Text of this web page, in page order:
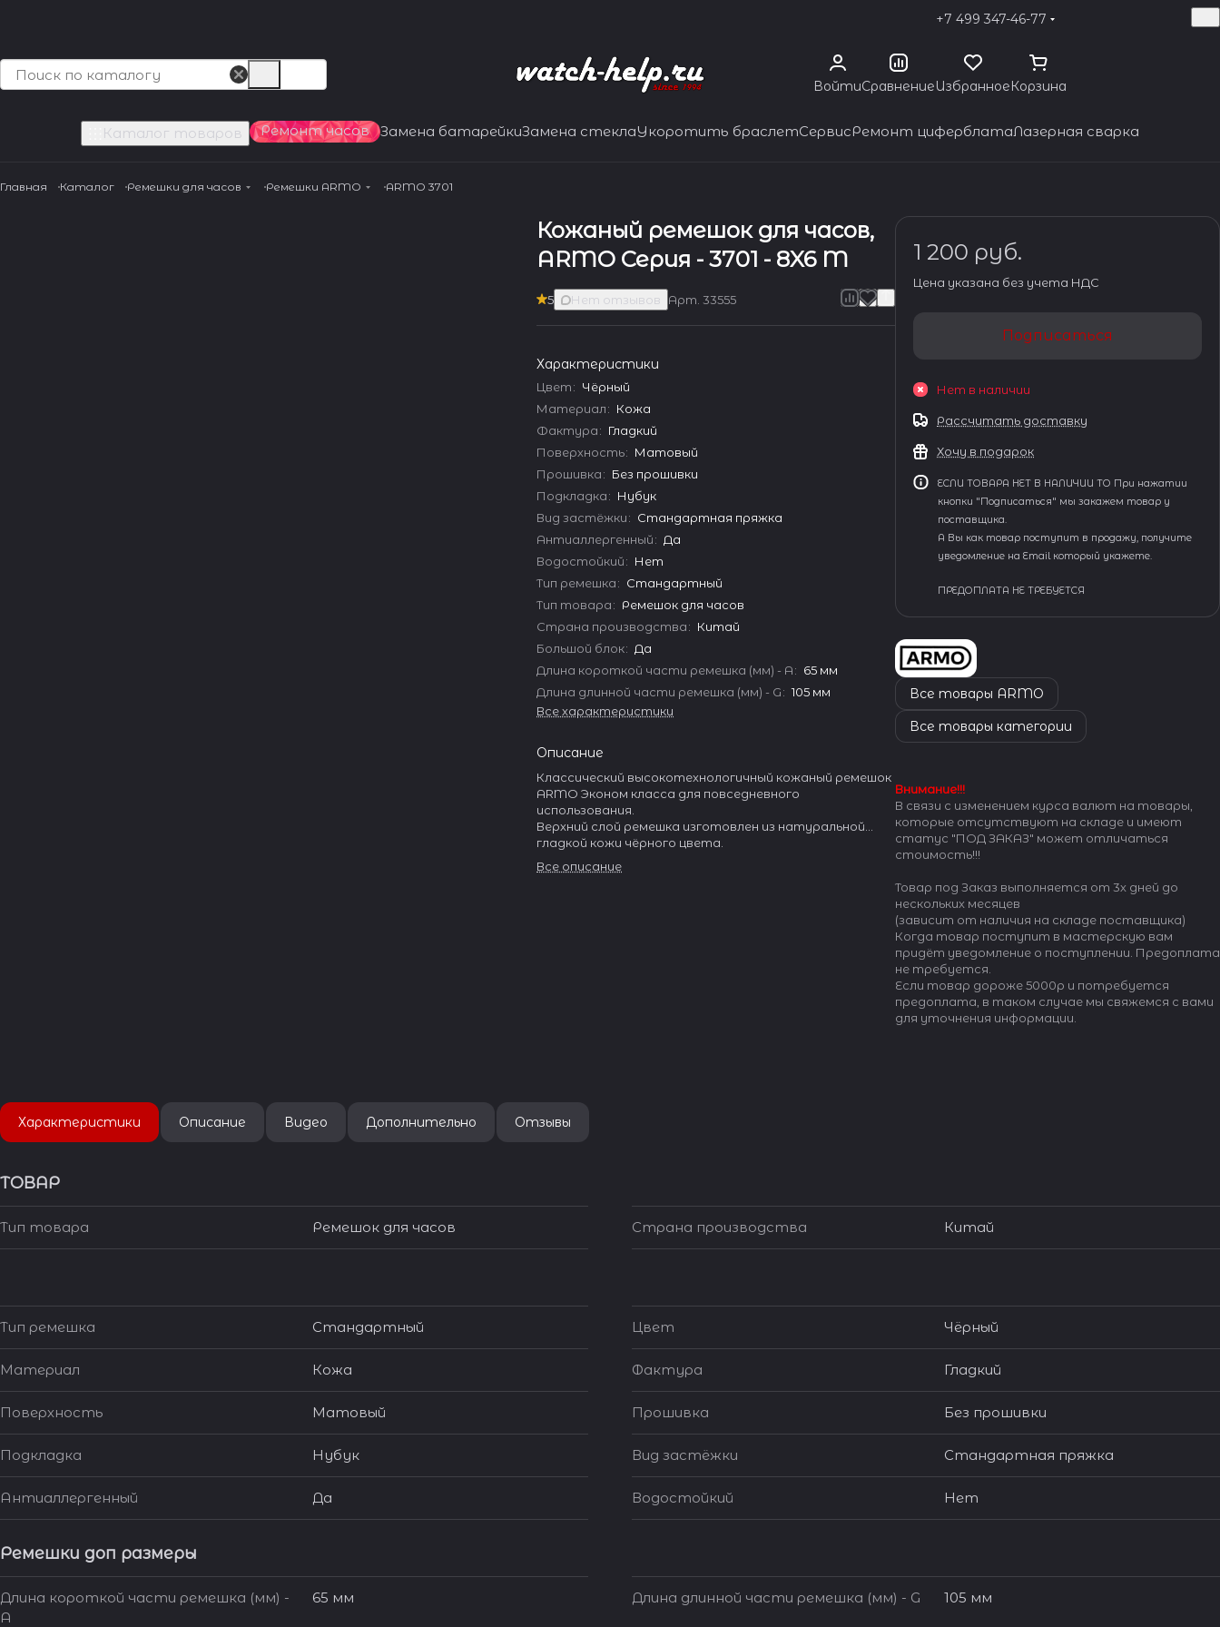
+7 499 347-46-77
ВойтиСравнениеИзбранноеКорзина
Каталог товаров Ремонт часов Замена батарейкиЗамена стеклаУкоротить браслетСервисРемонт циферблатаЛазерная сварка
Главная Каталог Ремешки для часов Ремешки ARMO ARMO 3701
Кожаный ремешок для часов,
ARMO Серия - 3701 - 8X6 M
5 Нет отзывов Арт.33555
Характеристики
Цвет: Чёрный
Материал: Кожа
Фактура: Гладкий
Поверхность: Матовый
Прошивка: Без прошивки
Подкладка: Нубук
Вид застёжки: Стандартная пряжка
Антиаллергенный: Да
Водостойкий: Нет
Тип ремешка: Стандартный
Тип товара: Ремешок для часов
Страна производства: Китай
Большой блок: Да
Длина короткой части ремешка (мм) - A: 65 мм
Длина длинной части ремешка (мм) - G: 105 мм
Все характеристики
Описание
Классический высокотехнологичный кожаный ремешок
ARMO Эконом класса для повседневного
использования.
Верхний слой ремешка изготовлен из натуральной
гладкой кожи чёрного цвета.
Все описание
1 200 руб.
Цена указана без учета НДС
Подписаться
Нет в наличии
Рассчитать доставку
Хочу в подарок
ЕСЛИ ТОВАРА НЕТ В НАЛИЧИИ ТО При нажатии
кнопки "Подписаться" мы закажем товар у
поставщика.
А Вы как товар поступит в продажу, получите
уведомление на Email который укажете.
ПРЕДОПЛАТА НЕ ТРЕБУЕТСЯ
Все товары ARMO
Все товары категории
Внимание!!!
В связи с изменением курса валют на товары,
которые отсутствуют на складе и имеют
статус "ПОД ЗАКАЗ" может отличаться
стоимость!!!
Товар под Заказ выполняется от 3х дней до
нескольких месяцев
(зависит от наличия на складе поставщика)
Когда товар поступит в мастерскую вам
придёт уведомление о поступлении. Предоплата
не требуется.
Если товар дороже 5000р и потребуется
предоплата, в таком случае мы свяжемся с вами
для уточнения информации.
Характеристики Описание Видео Дополнительно Отзывы
ТОВАР
Тип товара Ремешок для часов Страна производства Китай
Тип ремешка Стандартный Цвет Чёрный
Материал Кожа Фактура Гладкий
Поверхность Матовый Прошивка Без прошивки
Подкладка Нубук Вид застёжки Стандартная пряжка
Антиаллергенный Да Водостойкий Нет
Ремешки доп размеры
Длина короткой части ремешка (мм) -
A
65 мм Длина длинной части ремешка (мм) - G 105 мм